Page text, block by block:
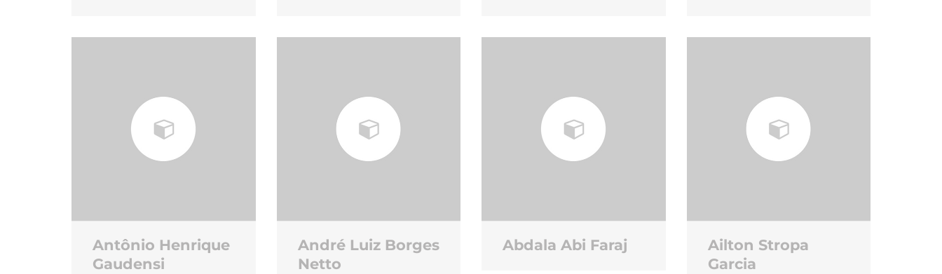
Antônio Henrique
Gaudensi
André Luiz Borges
Netto
Abdala Abi Faraj
Ailton Stropa
Garcia